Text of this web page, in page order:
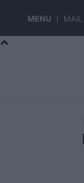
MENU MAIL